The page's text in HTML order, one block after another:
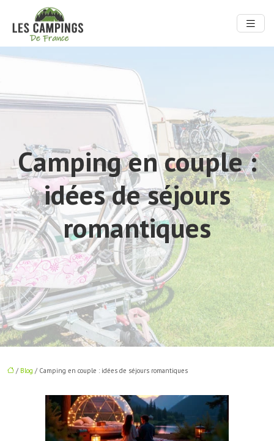
Camping en couple :
idées de séjours
romantiques
/ Blog / Camping en couple : idées de séjours romantiques